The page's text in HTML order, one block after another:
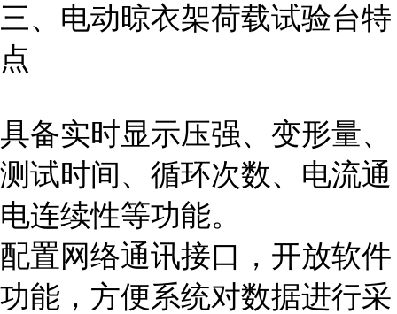
三、电动晾衣架荷载试验台特
点
具备实时显示压强、变形量、
测试时间、循环次数、电流通
电连续性等功能。
配置网络通讯接口，开放软件
功能，方便系统对数据进行采